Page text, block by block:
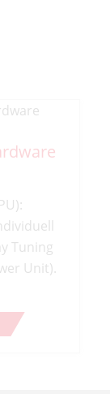
Tuning
Unit).